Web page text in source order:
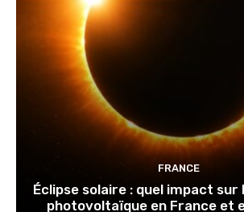
FRANCE
Éclipse solaire : quel impact
photovoltaïque en France et